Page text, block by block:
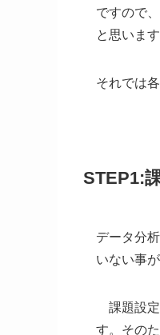
ですので
と思います
それでは
STEP1:
データ分
いない事
課題設定
す。その